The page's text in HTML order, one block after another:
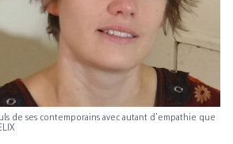
de ses contemporains avec autant d’empathie que